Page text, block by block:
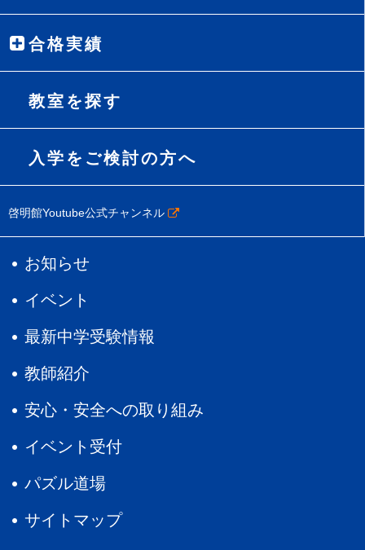
合格実績
教室を探す
入学をご検討の方へ
啓明館Youtube公式チャンネル
お知らせ
イベント
最新中学受験情報
教師紹介
安心・安全への取り組み
イベント受付
パズル道場
サイトマップ